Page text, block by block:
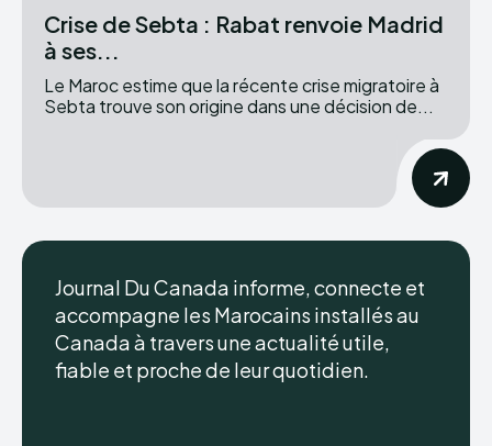
Crise de Sebta : Rabat renvoie Madrid
à ses...
Le Maroc estime que la récente crise migratoire à
Sebta trouve son origine dans une décision de...
Journal Du Canada informe, connecte et
accompagne les Marocains installés au
Canada à travers une actualité utile,
fiable et proche de leur quotidien.